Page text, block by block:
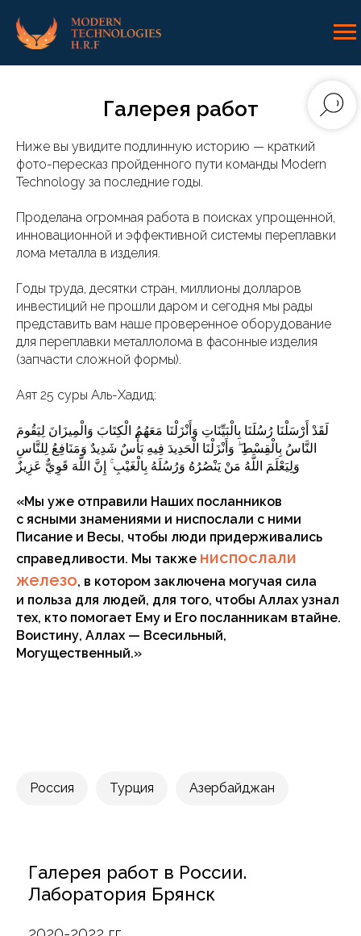
Галерея работ
Ниже вы увидите подлинную историю — краткий
фото-пересказ пройденного пути команды Modern
Technology за последние годы.
Проделана огромная работа в поисках упрощенной,
инновационной и эффективной системы переплавки
лома металла в изделия.
Годы труда, десятки стран, миллионы долларов
инвестиций не прошли даром и сегодня мы рады
представить вам наше проверенное оборудование
для переплавки металлолома в фасонные изделия
(запчасти сложной формы).
Аят 25 суры Аль-Хадид:
لَقَدْ أَرْسَلْنَا رُسُلَنَا بِالْبَيِّنَاتِ وَأَنْزَلْنَا مَعَهُمُ الْكِتَابَ وَالْمِيزَانَ لِيَقُومَ
النَّاسُ بِالْقِسْطِ ۖ وَأَنْزَلْنَا الْحَدِيدَ فِيهِ بَأْسٌ شَدِيدٌ وَمَنَافِعُ لِلنَّاسِ
وَلِيَعْلَمَ اللَّهُ مَنْ يَنْصُرُهُ وَرُسُلَهُ بِالْغَيْبِ ۚ إِنَّ اللَّهَ قَوِيٌّ عَزِيزٌ
«Мы уже отправили Наших посланников
с ясными знамениями и ниспослали с ними
Писание и Весы, чтобы люди придерживались
справедливости. Мы также ниспослали
железо, в котором заключена могучая сила
и польза для людей, для того, чтобы Аллах узнал
тех, кто помогает Ему и Его посланникам втайне.
Воистину, Аллах — Всесильный,
Могущественный.»
Россия Турция Азербайджан
Галерея работ в России.
Лаборатория Брянск